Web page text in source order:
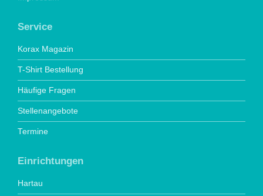
Service
Korax Magazin
T-Shirt Bestellung
Häufige Fragen
Stellenangebote
Termine
Einrichtungen
Hartau